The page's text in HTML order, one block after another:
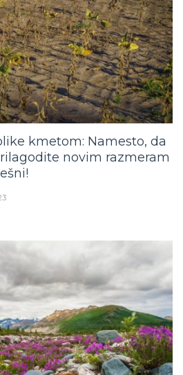
kmetom: Namesto, da
novim razmeram